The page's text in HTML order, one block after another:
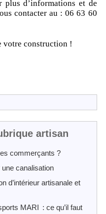
plus d’informations et de
contacter au : 06 63 60
votre construction !
artisan
commerçants ?
canalisation
d’intérieur artisanale et
MARI : ce qu’il faut